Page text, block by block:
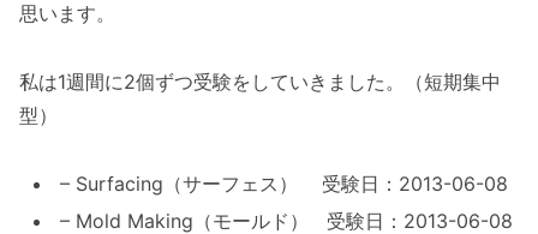
思います。
私は1週間に2個ずつ受験をしていきました。（短期集中
型）
– Surfacing（サーフェス） 受験日：2013-06-08
– Mold Making（モールド） 受験日：2013-06-08